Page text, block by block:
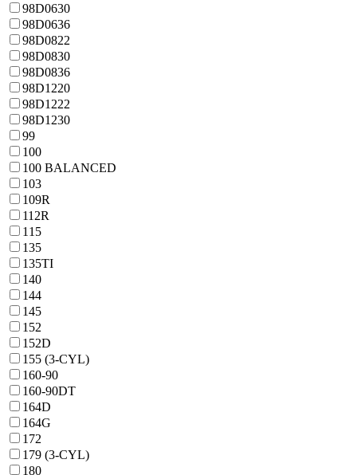
98D0630
98D0636
98D0822
98D0830
98D0836
98D1220
98D1222
98D1230
99
100
100 BALANCED
103
109R
112R
115
135
135TI
140
144
145
152
152D
155 (3-CYL)
160-90
160-90DT
164D
164G
172
179 (3-CYL)
180